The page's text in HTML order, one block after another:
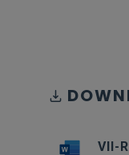
VII-